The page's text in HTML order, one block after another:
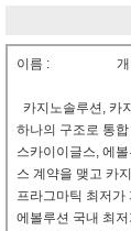
이름 :
카지노솔루션, 카
하나의 구조로 통
스카이이글스, 에
스 계약을 맺고 카
프라그마틱 최저가
에볼루션 국내 최